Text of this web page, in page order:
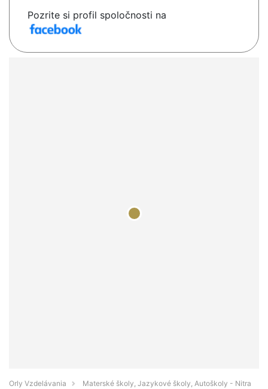
Pozrite si profil spoločnosti na
Orly Vzdelávania
Materské školy, Jazykové školy, Autoškoly - Nitra